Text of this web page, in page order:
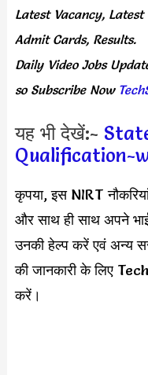
Latest Vacancy,
Admit Cards, Results.
Daily Video Jobs
so Subscribe Now
यह भी देखें:-
Qualification-
कृपया, इस NIRT
और साथ ही साथ अपने
उनकी हेल्प करें एवं अन्य
की जानकारी के लिए
करें।